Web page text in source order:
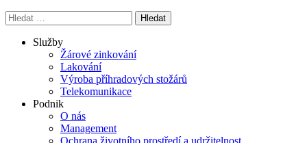
Vyhledávání
Služby
Žárové zinkování
Lakování
Výroba příhradových stožárů
Telekomunikace
Podnik
O nás
Management
Ochrana životního prostředí a udržitelnost